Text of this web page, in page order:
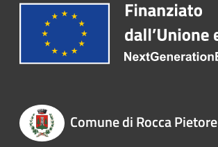
Comune di Rocca Pietore